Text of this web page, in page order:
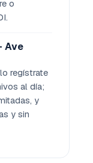
o
Ave
regístrate
al día;
y
y sin